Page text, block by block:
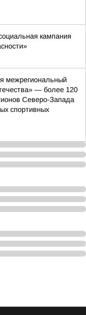
кампания
межрегиональный
— более 120
Северо-Запада
спортивных